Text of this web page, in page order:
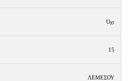
Όχι
15
ΛΕΜΕΣΟΥ